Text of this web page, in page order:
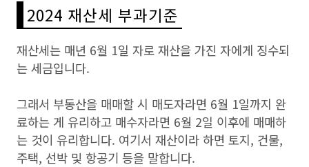
2024 재산세 부과기준
재산세는 매년 6월 1일 자로 재산을 가진 자에게 징수되
는 세금입니다.
그래서 부동산을 매매할 시 매도자라면 6월 1일까지 완
료하는 게 유리하고 매수자라면 6월 2일 이후에 매매하
는 것이 유리합니다. 여기서 재산이라 하면 토지, 건물,
주택, 선박 및 항공기 등을 말합니다.